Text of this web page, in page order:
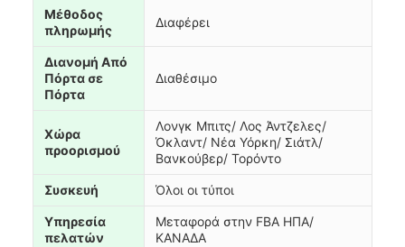
Μέθοδος
πληρωμής
Διαφέρει
Διανομή Από
Πόρτα σε
Πόρτα
Διαθέσιμο
Χώρα
προορισμού
Λονγκ Μπιτς/ Λος Άντζελες/
Όκλαντ/ Νέα Υόρκη/ Σιάτλ/
Βανκούβερ/ Τορόντο
Συσκευή Όλοι οι τύποι
Υπηρεσία
πελατών
Μεταφορά στην FBA ΗΠΑ/
ΚΑΝΑΔΑ